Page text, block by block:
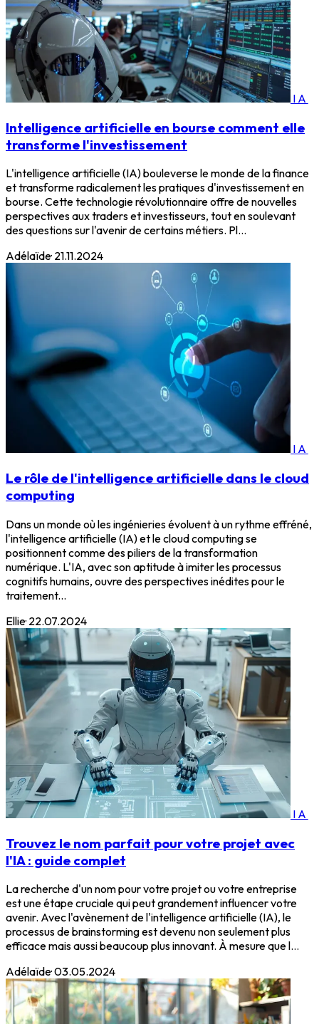
IA
Intelligence artificielle en bourse comment elle
transforme l'investissement
L'intelligence artificielle (IA) bouleverse le monde de la finance
et transforme radicalement les pratiques d'investissement en
bourse. Cette technologie révolutionnaire offre de nouvelles
perspectives aux traders et investisseurs, tout en soulevant
des questions sur l'avenir de certains métiers. Pl...
Adélaïde· 21.11.2024
IA
Le rôle de l'intelligence artificielle dans le cloud
computing
Dans un monde où les ingénieries évoluent à un rythme effréné,
l'intelligence artificielle (IA) et le cloud computing se
positionnent comme des piliers de la transformation
numérique. L'IA, avec son aptitude à imiter les processus
cognitifs humains, ouvre des perspectives inédites pour le
traitement...
Ellie· 22.07.2024
IA
Trouvez le nom parfait pour votre projet avec
l'IA : guide complet
La recherche d'un nom pour votre projet ou votre entreprise
est une étape cruciale qui peut grandement influencer votre
avenir. Avec l'avènement de l'intelligence artificielle (IA), le
processus de brainstorming est devenu non seulement plus
efficace mais aussi beaucoup plus innovant. À mesure que l...
Adélaïde·03.05.2024